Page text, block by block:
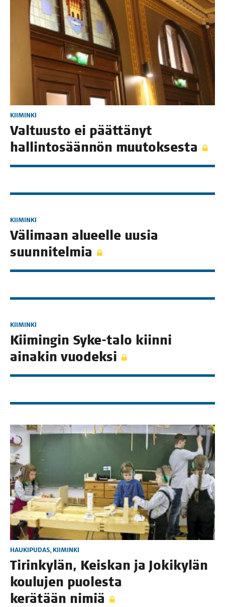
KIIMINKI
Val­tuus­to ei päät­tä­nyt
hal­lin­to­sään­nön muutoksesta
KIIMINKI
Väli­maan alu­eel­le uusia
suunnitelmia
KIIMINKI
Kii­min­gin Syke-talo kiin­ni
aina­kin vuodeksi
HAUKIPUDAS, KIIMINKI
Tirin­ky­län, Keis­kan ja Joki­ky­län
kou­lu­jen puo­les­ta
kerä­tään nimiä